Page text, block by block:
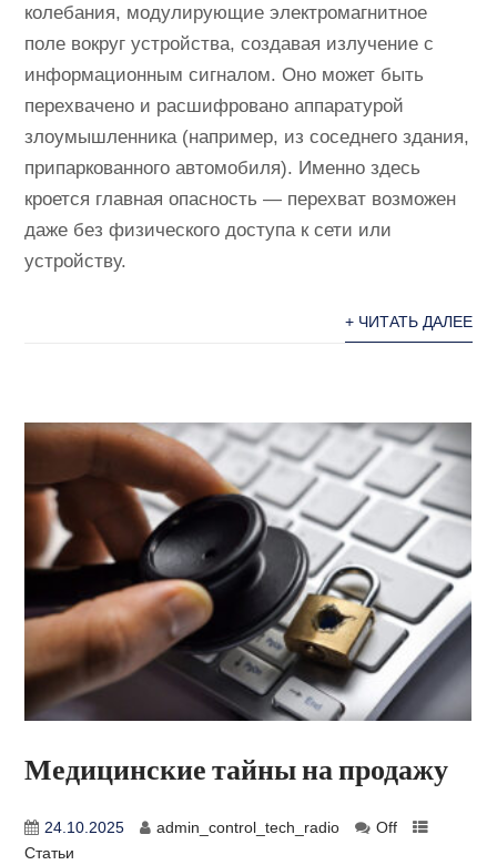
колебания, модулирующие электромагнитное
поле вокруг устройства, создавая излучение с
информационным сигналом. Оно может быть
перехвачено и расшифровано аппаратурой
злоумышленника (например, из соседнего здания,
припаркованного автомобиля). Именно здесь
кроется главная опасность — перехват возможен
даже без физического доступа к сети или
устройству.
+ ЧИТАТЬ ДАЛЕЕ
Медицинские тайны на продажу
24.10.2025 admin_control_tech_radio
Off
Статьи